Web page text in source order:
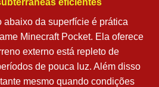
abaixo da superfície é prática
Minecraft Pocket. Ela oferece
externo está repleto de
de pouca luz. Além disso
mesmo quando condições